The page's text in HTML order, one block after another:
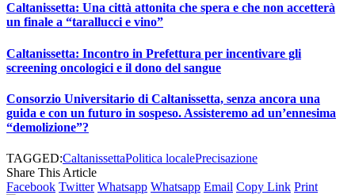
Caltanissetta: Una città attonita che spera e che non accetterà
un finale a “tarallucci e vino”
Caltanissetta: Incontro in Prefettura per incentivare gli
screening oncologici e il dono del sangue
Consorzio Universitario di Caltanissetta, senza ancora una
guida e con un futuro in sospeso. Assisteremo ad un’ennesima
“demolizione”?
TAGGED:CaltanissettaPolitica localePrecisazione
Share This Article
Facebook Twitter Whatsapp Whatsapp Email Copy Link Print